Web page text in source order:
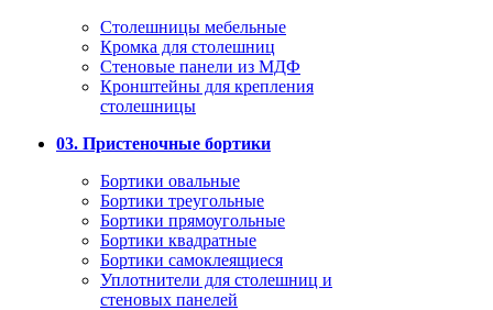
Столешницы мебельные
Кромка для столешниц
Стеновые панели из МДФ
Кронштейны для крепления
столешницы
03. Пристеночные бортики
Бортики овальные
Бортики треугольные
Бортики прямоугольные
Бортики квадратные
Бортики самоклеящиеся
Уплотнители для столешниц и
стеновых панелей